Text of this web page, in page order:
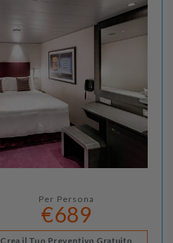
Per Persona
€689
Crea il Tuo Preventivo Gratuito